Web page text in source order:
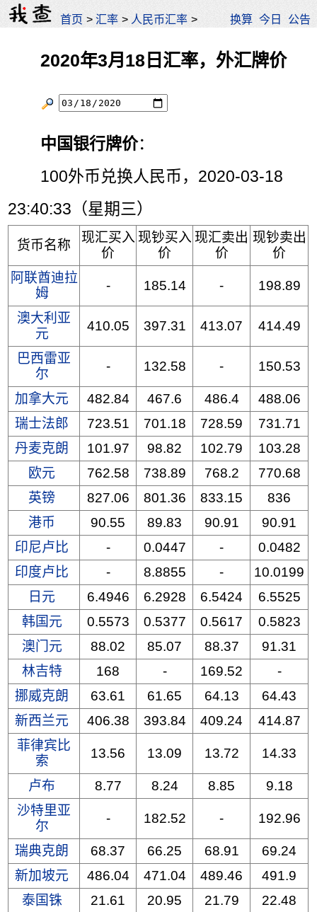
首页 >汇率 > 人民币汇率 > 换算 今日 公告
2020年3月18日汇率，外汇牌价
中国银行牌价：
100外币兑换人民币，2020-03-18
23:40:33（星期三）
货币名称
现汇买入
价
现钞买入
价
现汇卖出
价
现钞卖出
价
阿联酋迪拉
姆
- 185.14 - 198.89
澳大利亚
元
410.05 397.31 413.07 414.49
巴西雷亚
尔
- 132.58 - 150.53
加拿大元 482.84 467.6 486.4
488.06
瑞士法郎
723.51 701.18 728.59
731.71
丹麦克朗
101.97 98.82 102.79
103.28
欧元
762.58 738.89 768.2
770.68
英镑
827.06 801.36 833.15
836
港币
90.55 89.83 90.91
90.91
印尼卢比
- 0.0447 -
0.0482
印度卢比
- 8.8855 -
10.0199
日元
6.4946 6.2928 6.5424
6.5525
韩国元
0.5573 0.5377 0.5617
0.5823
澳门元
88.02 85.07 88.37
91.31
林吉特
168 - 169.52
-
挪威克朗
63.61 61.65 64.13
64.43
新西兰元
406.38 393.84 409.24
414.87
菲律宾比
索
13.56 13.09 13.72 14.33
卢布 8.77 8.24 8.85
9.18
沙特里亚
尔
- 182.52 - 192.96
瑞典克朗 68.37 66.25 68.91
69.24
新加坡元
486.04 471.04 489.46
491.9
泰国铢
21.61 20.95 21.79
22.48